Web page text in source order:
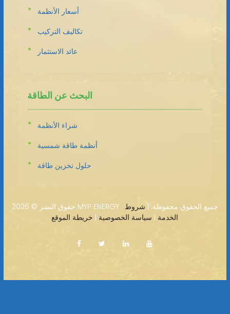
أسعار الأنظمة
تكاليف التركيب
عائد الاستثمار
البحث عن الطاقة
شراء الأنظمة
أنظمة طاقة شمسية
حلول تخزين طاقة
حقوق النشر © 2026 MYP ENERGY · جميع الحقوق محفوظة. | شروط
الخدمة | سياسة الخصوصية | خريطة الموقع